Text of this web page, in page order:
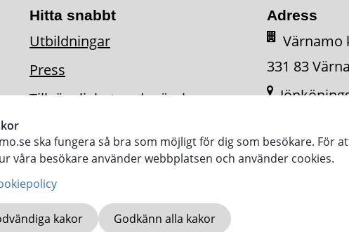
ska fungera så bra som möjligt för dig som besökare. För
våra besökare använder webbplatsen och använder cookies.
kakor Godkänn alla kakor
Hitta snabbt
Utbildningar
Press
Tillgänglighetsredogörelse
Adress
Värnamo
331 83